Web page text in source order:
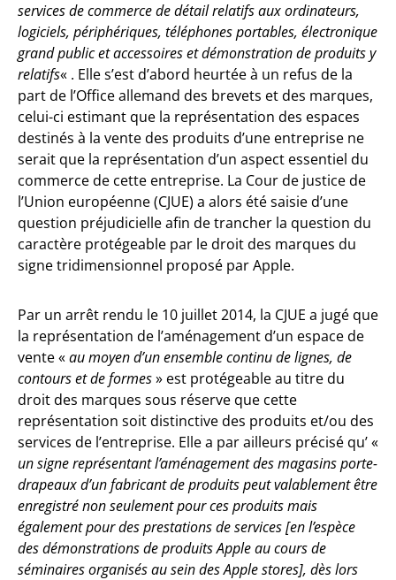
services de commerce de détail relatifs aux ordinateurs,
logiciels, périphériques, téléphones portables, électronique
grand public et accessoires et démonstration de produits y
relatifs« . Elle s’est d’abord heurtée à un refus de la
part de l’Office allemand des brevets et des marques,
celui-ci estimant que la représentation des espaces
destinés à la vente des produits d’une entreprise ne
serait que la représentation d’un aspect essentiel du
commerce de cette entreprise. La Cour de justice de
l’Union européenne (CJUE) a alors été saisie d’une
question préjudicielle afin de trancher la question du
caractère protégeable par le droit des marques du
signe tridimensionnel proposé par Apple.
Par un arrêt rendu le 10 juillet 2014, la CJUE a jugé que
la représentation de l’aménagement d’un espace de
vente «au moyen d’un ensemble continu de lignes, de
contours et de formes» est protégeable au titre du
droit des marques sous réserve que cette
représentation soit distinctive des produits et/ou des
services de l’entreprise. Elle a par ailleurs précisé qu’ «
un signe représentant l’aménagement des magasins porte-
drapeaux d’un fabricant de produits peut valablement être
enregistré non seulement pour ces produits mais
également pour des prestations de services [en l’espèce
des démonstrations de produits Apple au cours de
séminaires organisés au sein des Apple stores], dès lors